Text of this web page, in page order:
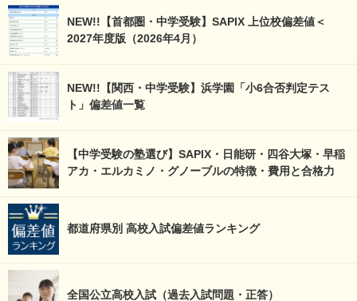
NEW!!【首都圏・中学受験】SAPIX 上位校偏差値＜
2027年度版（2026年4月）
NEW!!【関西・中学受験】浜学園「小6合否判定テス
ト」偏差値一覧
【中学受験の塾選び】SAPIX・日能研・四谷大塚・早稲
アカ・エルカミノ・グノーブルの特徴・費用と合格力
都道府県別 高校入試偏差値ランキング
全国公立高校入試（過去入試問題・正答）